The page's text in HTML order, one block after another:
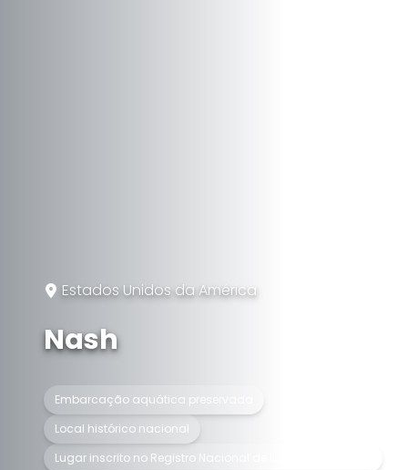
Estados Unidos da América
Nash
Embarcação aquática preservada
Local histórico nacional
Lugar inscrito no Registro Nacional de Lugares Históricos